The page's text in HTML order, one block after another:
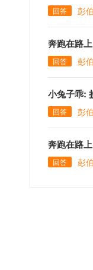
回答 彭
奔跑在路
回答 彭
小兔子乖:
回答 彭
奔跑在路
回答 彭